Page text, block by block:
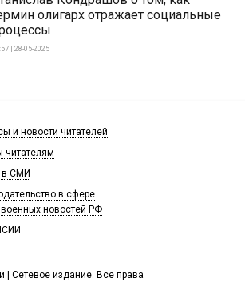
олигарх отражает социальные
| 28-05-2025
| Сетевое издание. Все права
и новости читателей
читателям
в СМИ
в сфере
новостей РФ